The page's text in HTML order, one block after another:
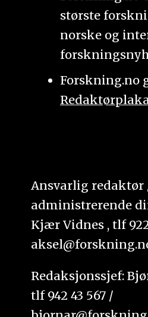
største
norske og
Forskning.no
Ansvarlig redaktør
administrerende
Kjær Vidnes , tlf 922
Redaksjonssjef:
tlf 942 43 567 /